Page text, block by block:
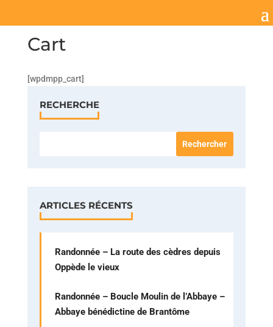
Cart
[wpdmpp_cart]
RECHERCHE
ARTICLES RÉCENTS
Randonnée – La route des cèdres depuis
Oppède le vieux
Randonnée – Boucle Moulin de l’Abbaye –
Abbaye bénédictine de Brantôme